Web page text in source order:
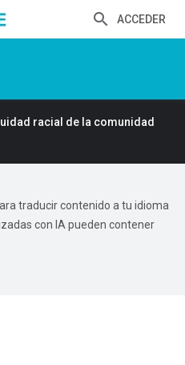
ACCEDER
racial de la comunidad
traducir contenido a tu idioma
con IA pueden contener